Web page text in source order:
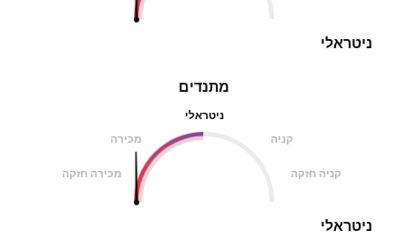
מתנדים
ניטראלי
מכירה
קניה
מכירה חזקה קניה חזקה
ניטראלי
ניטראלי